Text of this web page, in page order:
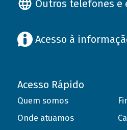
Outros telefones e
Acesso à
Acesso Rápido
Quem somos
Onde atuamos